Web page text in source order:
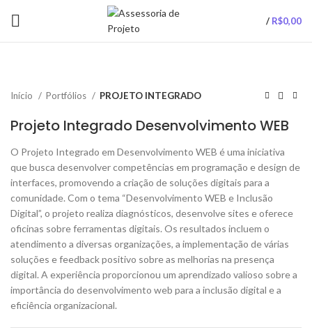
/ R$0,00
Início Portfólios PROJETO INTEGRADO
Projeto Integrado Desenvolvimento WEB
O Projeto Integrado em Desenvolvimento WEB é uma iniciativa
que busca desenvolver competências em programação e design de
interfaces, promovendo a criação de soluções digitais para a
comunidade. Com o tema “Desenvolvimento WEB e Inclusão
Digital”, o projeto realiza diagnósticos, desenvolve sites e oferece
oficinas sobre ferramentas digitais. Os resultados incluem o
atendimento a diversas organizações, a implementação de várias
soluções e feedback positivo sobre as melhorias na presença
digital. A experiência proporcionou um aprendizado valioso sobre a
importância do desenvolvimento web para a inclusão digital e a
eficiência organizacional.